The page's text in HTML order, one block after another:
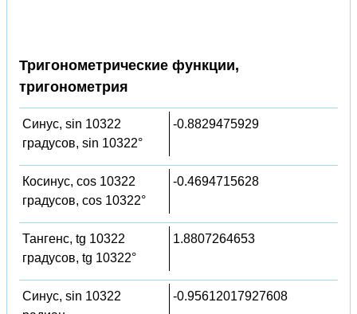
Тригонометрические функции,
тригонометрия
Синус, sin 10322
градусов, sin 10322°
-0.8829475929
Косинус, cos 10322
градусов, cos 10322°
-0.4694715628
Тангенс, tg 10322
градусов, tg 10322°
1.8807264653
Синус, sin 10322
-0.95612017927608